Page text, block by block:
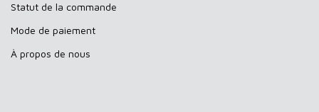
Statut de la commande
Mode de paiement
À propos de nous